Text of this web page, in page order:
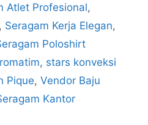
Atlet Profesional,
, Seragam Kerja Elegan,
Poloshirt
, stars konveksi
Pique, Vendor Baju
Kantor